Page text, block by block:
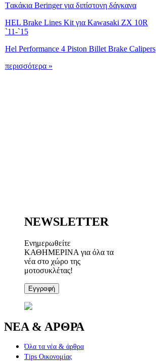
Tακάκια Beringer για διπίστονη δάγκανα
HEL Brake Lines Kit για Kawasaki ZX 10R
`11-`15
Hel Performance 4 Piston Billet Brake Calipers
περισσότερα »
NEWSLETTER
Ενημερωθείτε
ΚΑΘΗΜΕΡΙΝΑ για όλα τα
νέα στο χώρο της
μοτοσυκλέτας!
Εγγραφή
ΝΕΑ & ΑΡΘΡΑ
Όλα τα νέα & άρθρα
Tips Οικονομίας